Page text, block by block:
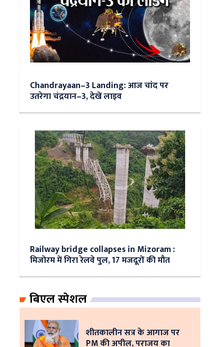
Chandrayaan–3 Landing: आज चांद पर
उतरेगा चंद्रयान–3, देखें लाइव
Railway bridge collapses in Mizoram :
मिजोरम में गिरा रेलवे पुल, 17 मजदूरों की मौत
बिएल स्पेशल
शीतकालीन सत्र के आगाज पर
PM की अपील, पराजय का